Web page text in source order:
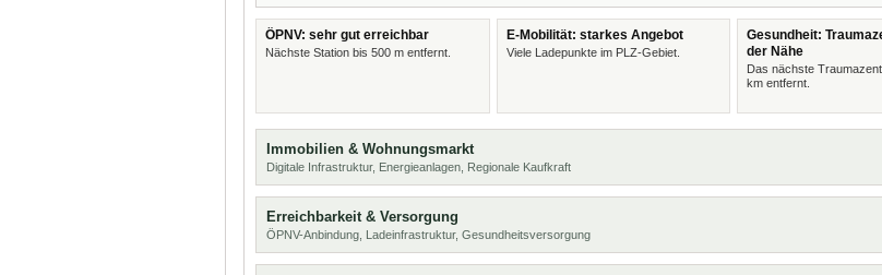
ÖPNV: sehr gut erreichbar
Nächste Station bis 500 m entfernt.
E-Mobilität: starkes Angebot
Viele Ladepunkte im PLZ-Gebiet.
Gesundheit:
der Nähe
Das nächste
km entfernt.
Immobilien & Wohnungsmarkt
Digitale Infrastruktur, Energieanlagen, Regionale Kaufkraft
Erreichbarkeit & Versorgung
ÖPNV-Anbindung, Ladeinfrastruktur, Gesundheitsversorgung